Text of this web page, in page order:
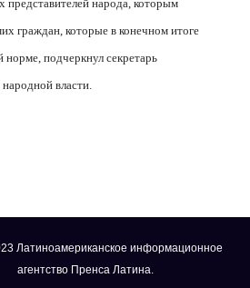
представителей народа, которым
граждан, которые в конечном итоге
подчеркнул секретарь
власти.
Латиноамериканское информационное
агентство Пренса Латина.